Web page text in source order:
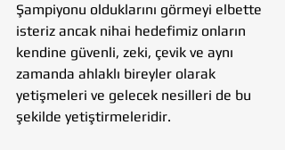
Şampiyonu olduklarını görmeyi elbette
isteriz ancak nihai hedefimiz onların
kendine güvenli, zeki, çevik ve aynı
zamanda ahlaklı bireyler olarak
yetişmeleri ve gelecek nesilleri de bu
şekilde yetiştirmeleridir.